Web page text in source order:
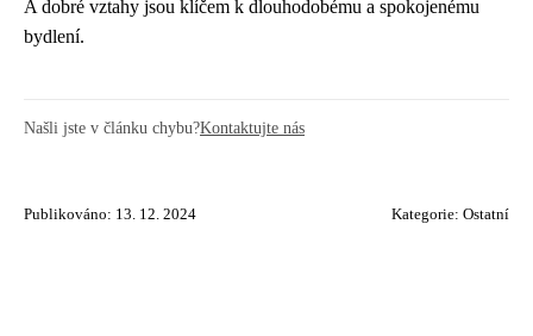
A dobré vztahy jsou klíčem k dlouhodobému a spokojenému
bydlení.
Našli jste v článku chybu?Kontaktujte nás
Publikováno: 13. 12. 2024 Kategorie: Ostatní